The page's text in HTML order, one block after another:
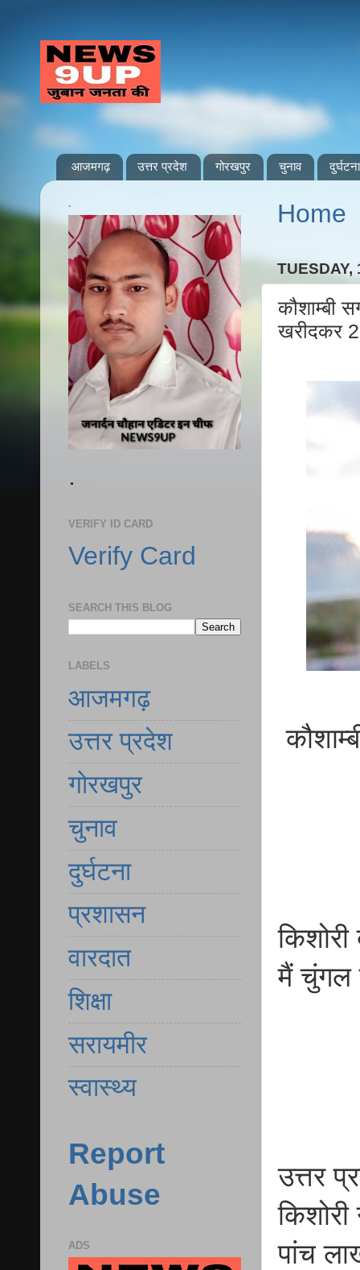
आजमगढ़ उत्तर प्रदेश गोरखपुर चुनाव दुर्घटना
Home
TUESDAY,
कौशाम्बी
खरीदकर
मैं चुंगल
उत्तर
पांच
.
.
VERIFY ID CARD
Verify Card
SEARCH THIS BLOG
LABELS
आजमगढ़
उत्तर प्रदेश
गोरखपुर
चुनाव
दुर्घटना
प्रशासन
वारदात
शिक्षा
सरायमीर
स्वास्थ्य
Report
Abuse
ADS